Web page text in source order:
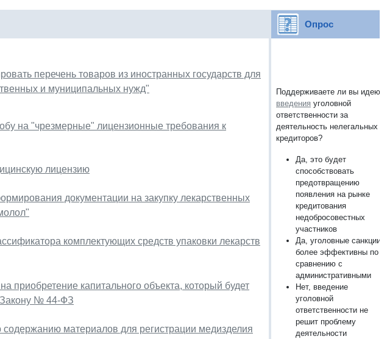
перечень товаров из иностранных государств для
и муниципальных нужд"
на "чрезмерные" лицензионные требования к
лицензию
документации на закупку лекарственных
комплектующих средств упаковки лекарств
приобретение капитального объекта, который будет
Закону № 44-ФЗ
материалов для регистрации медизделия
Опрос
Поддерживаете ли вы идею
введения уголовной
ответственности за
деятельность нелегальных
кредиторов?
Да, это будет
способствовать
предотвращению
появления на рынке
кредитования
недобросовестных
участников
Да, уголовные санкции
более эффективны по
сравнению с
административными
Нет, введение
уголовной
ответственности не
решит проблему
деятельности